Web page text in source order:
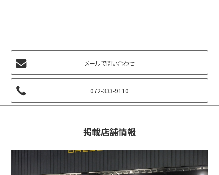
メールで問い合わせ
072-333-9110
掲載店舗情報